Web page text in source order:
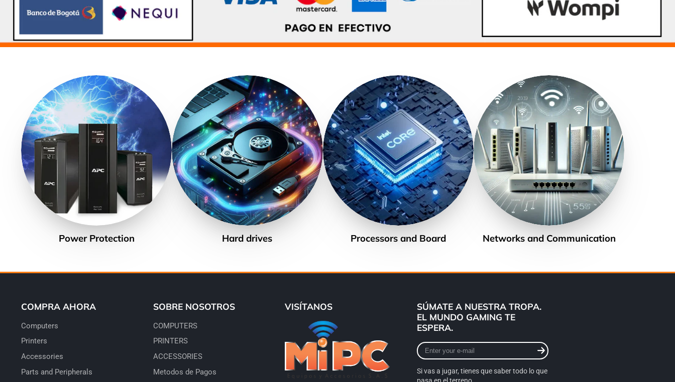
Power Protection Hard drives Processors and Board Networks and Communication
COMPRA AHORA
Computers
Printers
Accessories
Parts and Peripherals
SOBRE NOSOTROS
COMPUTERS
PRINTERS
ACCESSORIES
Metodos de Pagos
VISÍTANOS
SÚMATE A NUESTRA TROPA.
EL MUNDO GAMING TE
ESPERA.
Enter
your
mail
Si vas a jugar, tienes que saber todo lo que
pasa en el terreno.